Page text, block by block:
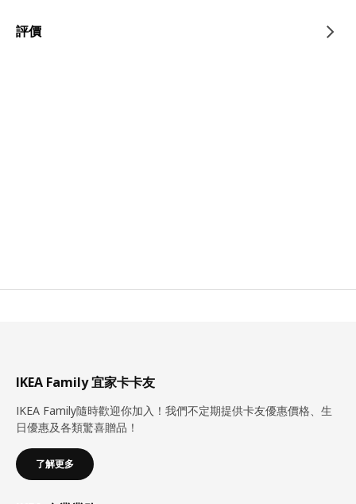
評價
IKEA Family 宜家卡卡友
IKEA Family隨時歡迎你加入！我們不定期提供卡友優惠價格、生
日優惠及各類驚喜贈品！
了解更多